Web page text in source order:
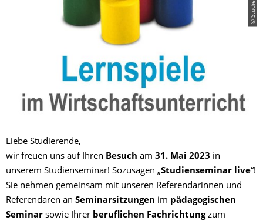
Liebe Studierende,
wir freuen uns auf Ihren Besuch am 31. Mai 2023 in
unserem Studienseminar! Sozusagen „Studienseminar live“!
Sie nehmen gemeinsam mit unseren Referendarinnen und
Referendaren an Seminarsitzungen im pädagogischen
Seminar sowie Ihrer beruflichen Fachrichtungzum